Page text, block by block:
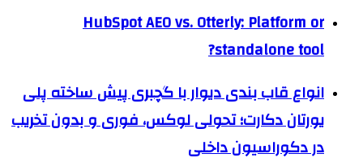
HubSpot AEO vs. Otterly: Platform or
standalone tool?
انواع قاب بندی دیوار با گچبری پیش ساخته پلی
یورتان دکارت؛ تحولی لوکس، فوری و بدون تخریب
در دکوراسیون داخلی